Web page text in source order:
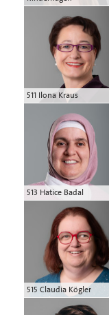
511 Ilona Kraus
513 Hatice Badal
515 Claudia Kögler